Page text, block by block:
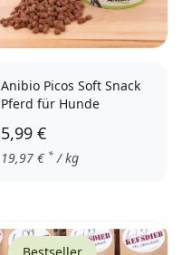
Anibio Picos Soft Snack
Pferd für Hunde
5,99 €
19,97 € * / kg